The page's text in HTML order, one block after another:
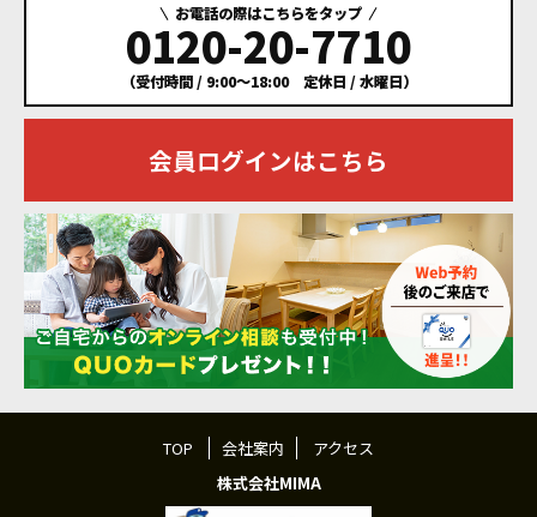
お電話の際はこちらをタップ
0120-20-7710
（受付時間 / 9:00～18:00 定休日 / 水曜日）
会員ログインはこちら
TOP 会社案内
アクセス
株式会社MIMA